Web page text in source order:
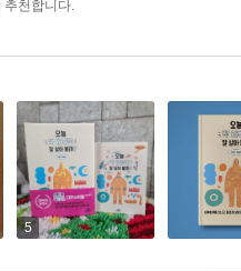
추천합니다.
5